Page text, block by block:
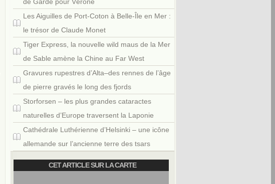
Les Aiguilles de Port-Coton à Belle-Île en Mer :
le trésor de Claude Monet
Tiger Express, la nouvelle wild maus de la Mer
de Sable amène la Chine au Far West
Gravures rupestres d’Alta–des rennes de l’âge
de pierre gravés le long des fjords
Storforsen – les plus grandes cataractes
naturelles d’Europe traversent la Laponie
Cathédrale Luthérienne d’Helsinki – une icône
allemande sur l’ancienne terre des tsars
CET ARTICLE SUR LA CARTE